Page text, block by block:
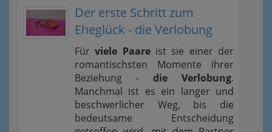
Der erste Schritt zum
Eheglück - die Verlobung
Fürviele Paareist sie einer der
romantischsten Momente ihrer
Beziehung - die Verlobung.
Manchmal ist es ein langer und
beschwerlicher Weg, bis die
bedeutsame Entscheidung